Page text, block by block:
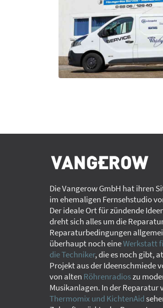
Die Vangerow GmbH hat ihren
im ehemaligen Fernsehstudio
Der ideale Ort für zündende
dreht sich alles um die
Reparaturbedingungen
überhaupt noch eineWerkstatt
die Techniker, die es noch gibt,
Projekt aus der Ideenschmiede
von alten Röhrenradioszu
Musikanlagen. In der Reparatur
Thermomix und KichtenAid